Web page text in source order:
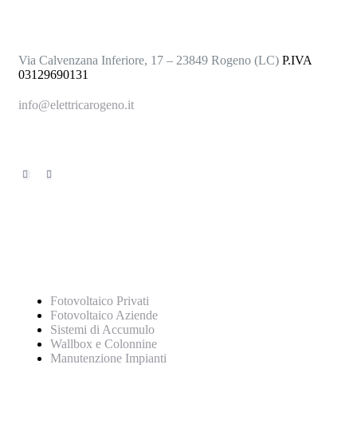
Via Calvenzana Inferiore, 17 – 23849 Rogeno (LC) P.IVA
03129690131
info@elettricarogeno.it
Fotovoltaico Privati
Fotovoltaico Aziende
Sistemi di Accumulo
Wallbox e Colonnine
Manutenzione Impianti